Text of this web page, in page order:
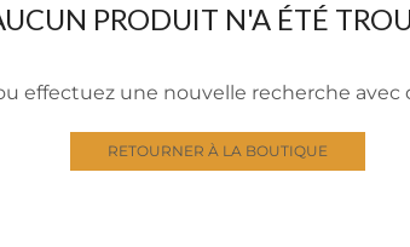
PRODUIT N'A ÉTÉ
effectuez une nouvelle recherche
RETOURNER À LA BOUTIQUE